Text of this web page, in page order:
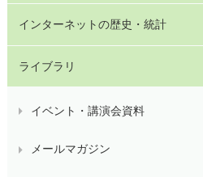
インターネットの歴史・統計
ライブラリ
イベント・講演会資料
メールマガジン